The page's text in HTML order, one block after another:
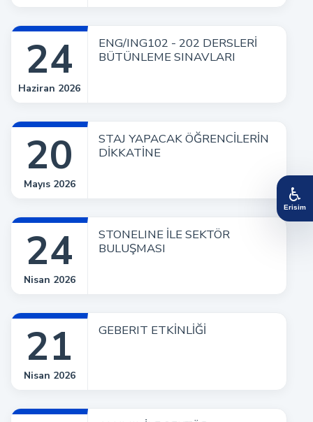
24
Haziran 2026
ENG/ING102 - 202 DERSLERİ
BÜTÜNLEME SINAVLARI
20
Mayıs 2026
STAJ YAPACAK ÖĞRENCİLERİN
DİKKATİNE
24
Nisan 2026
STONELINE İLE SEKTÖR
BULUŞMASI
21
Nisan 2026
GEBERIT ETKİNLİĞİ
♿
Erisim